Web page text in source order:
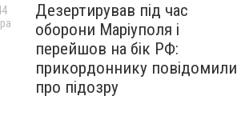
Дезертирував під час
оборони Маріуполя і
перейшов на бік РФ:
прикордоннику повідомили
про підозру